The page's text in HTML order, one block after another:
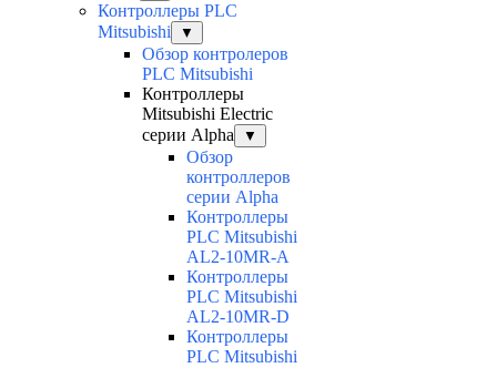
Контроллеры PLC
Mitsubishi
▼
Обзор контролеров
PLC Mitsubishi
Контроллеры
Mitsubishi Electric
серии Alpha
▼
Обзор
контроллеров
серии Alpha
Контроллеры
PLC Mitsubishi
AL2-10MR-A
Контроллеры
PLC Mitsubishi
AL2-10MR-D
Контроллеры
PLC Mitsubishi